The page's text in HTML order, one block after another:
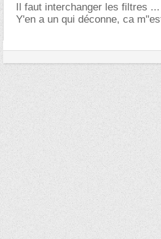
Il faut interchanger les filtres ...
Y'en a un qui déconne, ca